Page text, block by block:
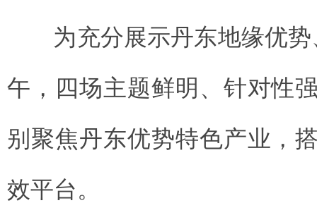
为充分展示丹东地缘优势
午，四场主题鲜明、针对性
别聚焦丹东优势特色产业，
效平台。